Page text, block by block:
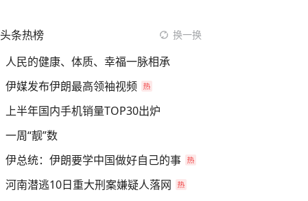
头条热榜 换一换
人民的健康、体质、幸福一脉相承
伊媒发布伊朗最高领袖视频
上半年国内手机销量TOP30出炉
一周“靓”数
伊总统：伊朗要学中国做好自己的事
河南潜逃10日重大刑案嫌疑人落网